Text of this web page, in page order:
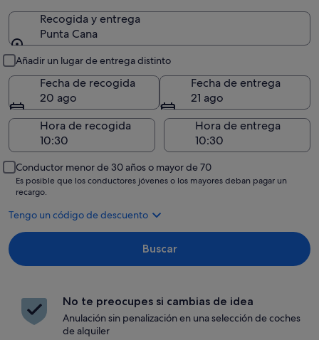
Recogida y entrega
Punta Cana
Añadir un lugar de entrega distinto
Fecha de recogida
20 ago
Fecha de entrega
21 ago
Hora de recogida
Hora de entrega
Conductor menor de 30 años o mayor de 70
Es posible que los conductores jóvenes o los mayores deban pagar un
recargo.
Tengo un código de descuento
Buscar
No te preocupes si cambias de idea
Anulación sin penalización en una selección de coches
de alquiler